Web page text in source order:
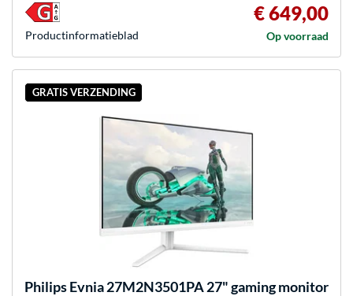
€ 649,00
Op voorraad
Product­informatieblad
GRATIS VERZENDING
PhilipsEvnia 27M2N3501PA 27" gaming monitor